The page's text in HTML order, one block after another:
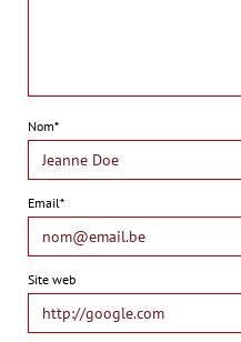
Nom*
Email*
Site web